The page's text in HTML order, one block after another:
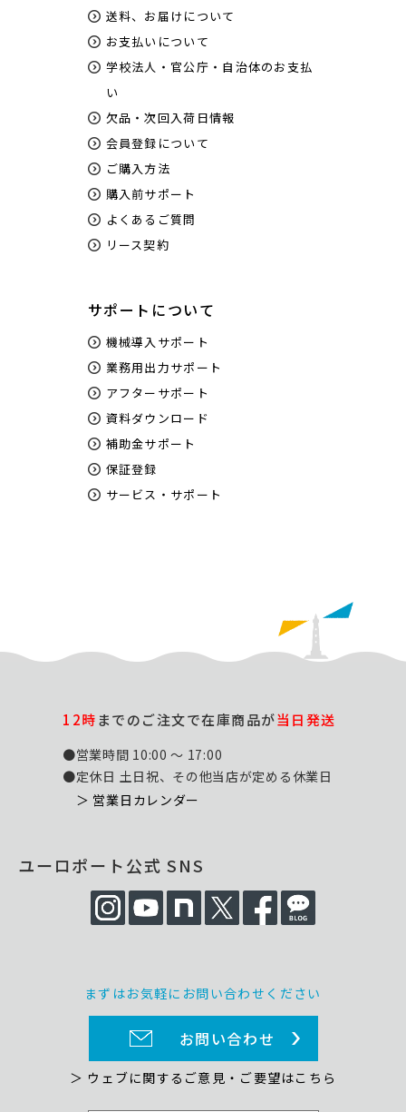
送料、お届けについて
お支払いについて
学校法人・官公庁・自治体のお支払
い
欠品・次回入荷日情報
会員登録について
ご購入方法
購入前サポート
よくあるご質問
リース契約
サポートについて
機械導入サポート
業務用出力サポート
アフターサポート
資料ダウンロード
補助金サポート
保証登録
サービス・サポート
12時までのご注文で在庫商品が当日発送
●営業時間 10:00 ～ 17:00
●定休日 土日祝、その他当店が定める休業日
＞ 営業日カレンダー
ユーロポート公式 SNS
まずはお気軽にお問い合わせください
お問い合わせ
＞ ウェブに関するご意見・ご要望はこちら